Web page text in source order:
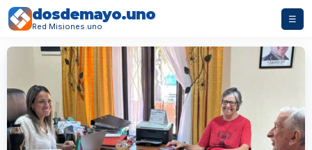
dosdemayo.uno
Red Misiones.uno
☰